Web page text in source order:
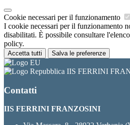
Cookie necessari per il funzionamento
I cookie necessari per il funzionamento
disabilitati. È possibile consultare
policy.
Accetta tutti Salva le preferenze
IIS FERRINI
Contatti
IIS FERRINI FRANZOSINI